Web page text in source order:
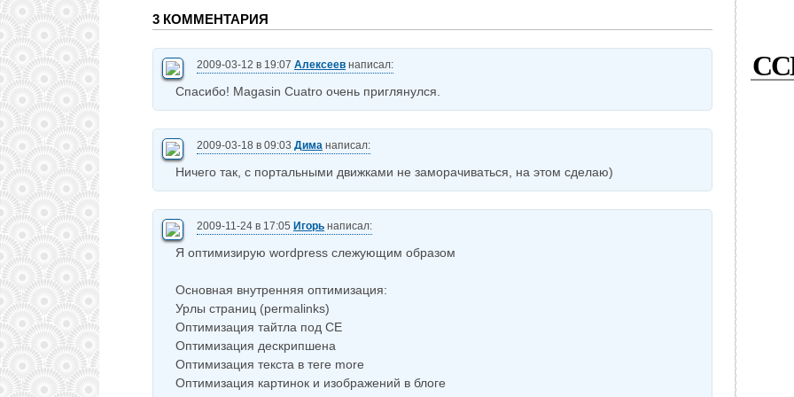
3 КОММЕНТАРИЯ
2009-03-12 в 19:07 Алексеев написал:
Спасибо! Magasin Cuatro очень приглянулся.
2009-03-18 в 09:03 Дима написал:
Ничего так, с портальными движками не заморачиваться, на этом сделаю)
2009-11-24 в 17:05 Игорь написал:
Я оптимизирую wordpress слежующим образом
Основная внутренняя оптимизация:
Урлы страниц (permalinks)
Оптимизация тайтла под СЕ
Оптимизация дескрипшена
Оптимизация текста в теге more
Оптимизация картинок и изображений в блоге